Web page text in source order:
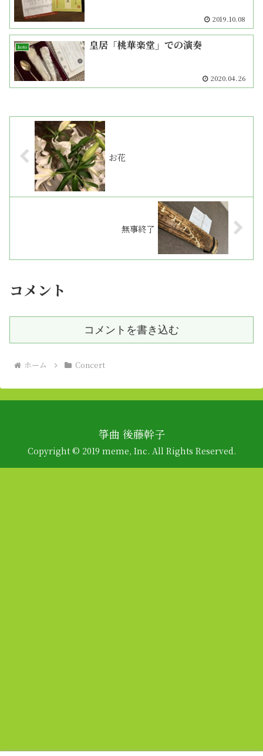
2019.10.08
koto 皇居「桃華楽堂」での演奏
2020.04.26
お花
無事終了
コメント
コメントを書き込む
ホーム Concert
箏曲 後藤幹子
Copyright © 2019 meme, Inc. All Rights Reserved.